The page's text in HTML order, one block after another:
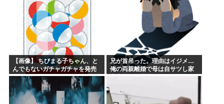
【画像】 ちびまる子ちゃん、と
んでもないガチャガチャを発売
してしまうｗｗｗｗ
兄が首吊った。理由はイジメ…
俺の両親離婚で母は自サツし家
庭崩壊→首謀者を探しだした俺
刑受けた。子に復讐されるだろ...